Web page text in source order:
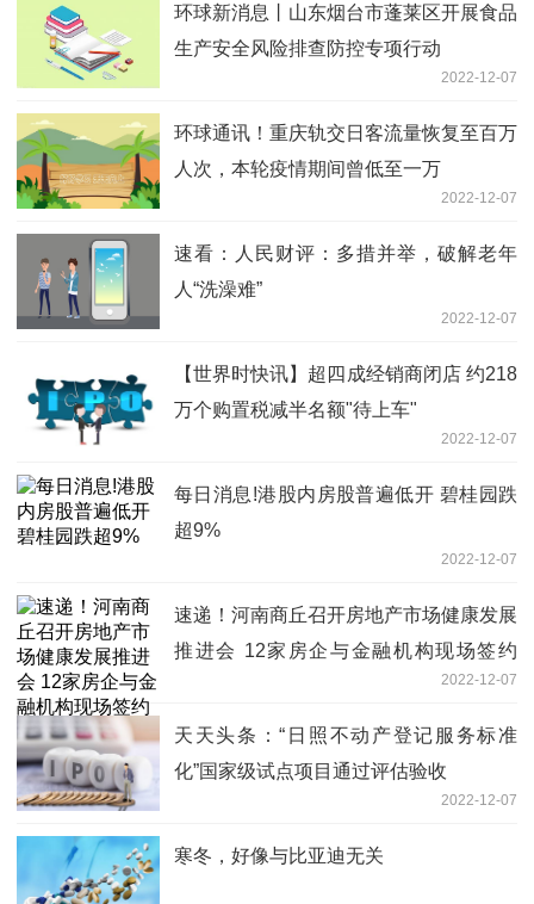
环球新消息丨山东烟台市蓬莱区开展食品
生产安全风险排查防控专项行动
2022-12-07
环球通讯！重庆轨交日客流量恢复至百万
人次，本轮疫情期间曾低至一万
2022-12-07
速看：人民财评：多措并举，破解老年
人“洗澡难”
2022-12-07
【世界时快讯】超四成经销商闭店 约218
万个购置税减半名额"待上车"
2022-12-07
每日消息!港股内房股普遍低开 碧桂园跌
超9%
2022-12-07
速递！河南商丘召开房地产市场健康发展
推进会 12家房企与金融机构现场签约
2022-12-07
天天头条：“日照不动产登记服务标准
化”国家级试点项目通过评估验收
2022-12-07
寒冬，好像与比亚迪无关